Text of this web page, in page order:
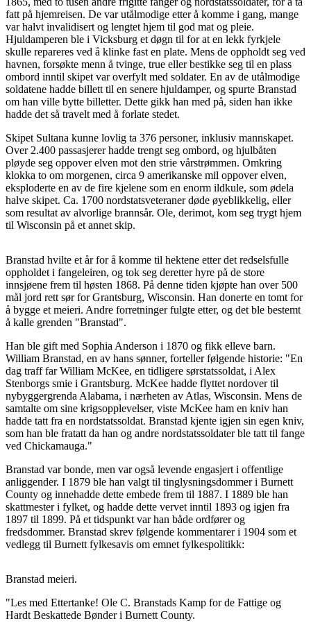
fatt på hjemreisen. De var utålmodige etter å komme i gang, mange
var halvt invalidisert og lengtet hjem til god mat og pleie.
Hjuldamperen ble i Vicksburg et døgn til for at en lekk fyrkjele
skulle repareres ved å klinke fast en plate. Mens de oppholdt seg ved
havnen, forsøkte menn å tvinge, true eller bestikke seg til en plass
ombord inntil skipet var overfylt med soldater. En av de utålmodige
soldatene hadde billett til en senere hjuldamper, og spurte Branstad
om han ville bytte billetter. Dette gikk han med på, siden han ikke
hadde det så travelt med å forlate stedet.
Skipet Sultana kunne lovlig ta 376 personer, inklusiv mannskapet.
Over 2.400 passasjerer hadde trengt seg ombord, og hjulbåten
pløyde seg oppover elven mot den strie vårstrømmen. Omkring
klokka to om morgenen, circa 9 amerikanske mil oppover elven,
eksploderte en av de fire kjelene som en enorm ildkule, som ødela
halve skipet. Ca. 1700 nordstatsveteraner døde øyeblikkelig, eller
som resultat av alvorlige brannsår. Ole, derimot, kom seg trygt hjem
til Wisconsin på et annet skip.
Branstad hvilte et år for å komme til hektene etter det redselsfulle
oppholdet i fangeleiren, og tok seg deretter hyre på de store
innsjøene frem til høsten 1868. På denne tiden kjøpte han over 500
mål jord rett sør for Grantsburg, Wisconsin. Han donerte en tomt for
å bygge et meieri. Andre forretninger fulgte etter, og det ble bestemt
å kalle grenden "Branstad".
Han ble gift med Sophia Anderson i 1870 og fikk elleve barn.
William Branstad, en av hans sønner, forteller følgende historie: "En
dag traff far William McKee, en tidligere sørstatssoldat, i Alex
Stenborgs smie i Grantsburg. McKee hadde flyttet nordover til
nybyggergrenda Alabama, i nærheten av Atlas, Wisconsin. Mens de
samtalte om sine krigsopplevelser, viste McKee ham en kniv han
hadde tatt fra en nordstatssoldat. Branstad kjente igjen sin egen kniv,
som han ble fratatt da han og andre nordstatssoldater ble tatt til fange
ved Chickamauga."
Branstad var bonde, men var også levende engasjert i offentlige
anliggender. I 1879 ble han valgt til tinglysningsdommer i Burnett
County og innehadde dette embede frem til 1887. I 1889 ble han
skattmester i fylket, og hadde dette vervet inntil 1893 og igjen fra
1897 til 1899. På et tidspunkt var han både ordfører og
fredsdommer. Branstad skrev følgende kommentarer i 1904 som et
vedlegg til Burnett fylkesavis om emnet fylkespolitikk:
Branstad meieri.
"Les med Ettertanke! Ole C. Branstads Kamp for de Fattige og
Hardt Beskattede Bønder i Burnett County.